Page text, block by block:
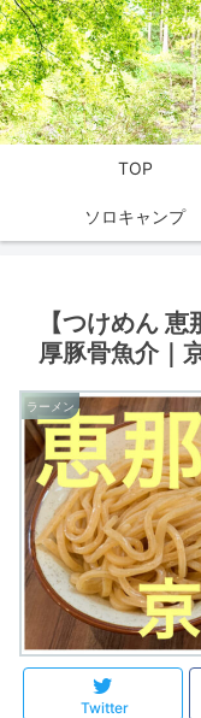
TOP
ソロキャンプ
【つけめん
厚豚骨魚介｜
ラーメン
Twitter